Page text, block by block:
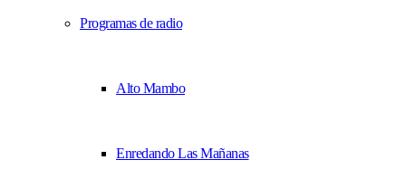
Programas de radio
Alto Mambo
Enredando Las Mañanas